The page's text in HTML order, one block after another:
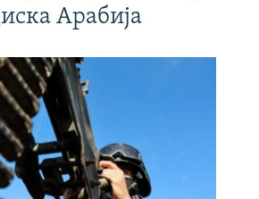
Арабија